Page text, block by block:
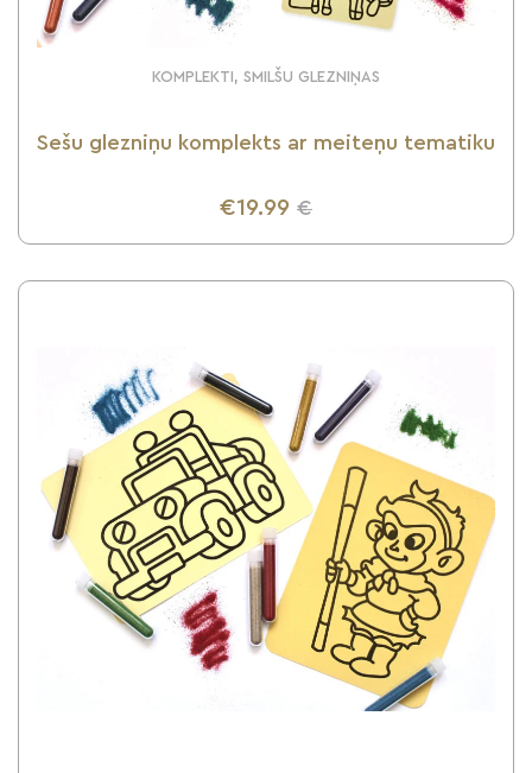
KOMPLEKTI, SMILŠU GLEZNIŅAS
Sešu glezniņu komplekts ar meiteņu tematiku
€19.99 €
UZZINI VAIRĀK